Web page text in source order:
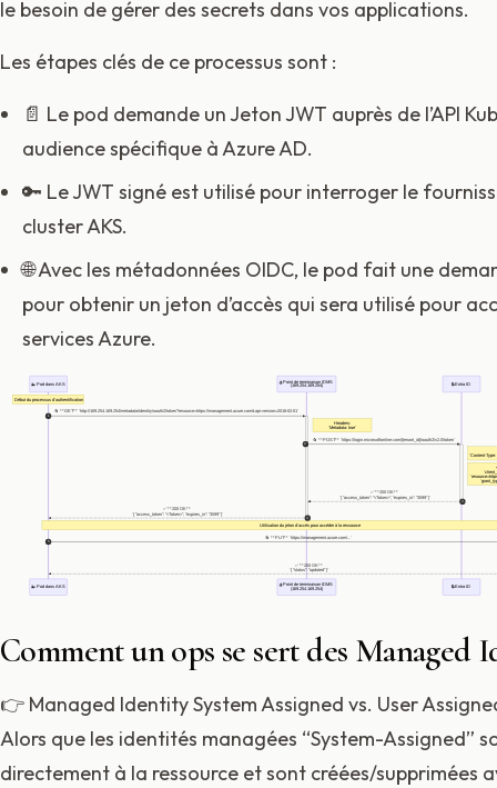
le besoin de gérer des secrets dans vos applications.
Les étapes clés de ce processus sont :
📄 Le pod demande un Jeton JWT auprès de l’API
audience spécifique à Azure AD.
🔑 Le JWT signé est utilisé pour interroger le
cluster AKS.
🌐 Avec les métadonnées OIDC, le pod fait une
pour obtenir un jeton d’accès qui sera utilisé pour
services Azure.
🔒 Entra ID
🌐 Point de terminaison IDMS
(169.254.169.254)
🐳 Pod dans AKS
🔒 Entra ID
🌐 Point de terminaison IDMS
(169.254.169.254)
🐳 Pod dans AKS
Début du processus d'authentification
Headers:
`Metadata: true`
`Content-
Utilisation du jeton d'accès pour accéder à la ressource
🔄 **GET** `http://169.254.169.254/metadata/identity/oauth2/token?resource=https://management.azure.com&api-version=2018-02-01`
1
🔄 **POST** `https://login.microsoftonline.com/{tenant_id}/oauth2/v2.0/token`
2
✅ **200 OK**
`{ "access_token": "<Token>", "expires_in": "3599" }`
3
✅ **200 OK**
`{ "access_token": "<Token>", "expires_in": "3599" }`
4
🔄 **PUT** `https://management.azure.com/...`
5
✅ **200 OK**
`{ "status": "updated" }`
Comment un ops se sert des Managed
👉 Managed Identity System Assigned vs. User
Alors que les identités managées “System-Assigned”
directement à la ressource et sont créées/supprimées